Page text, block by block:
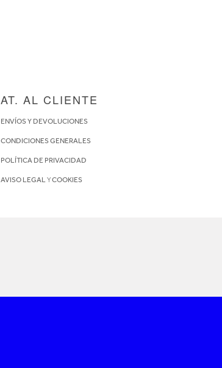
AT. AL CLIENTE
ENVÍOS Y DEVOLUCIONES
CONDICIONES GENERALES
POLÍTICA DE PRIVACIDAD
AVISO LEGALYCOOKIES